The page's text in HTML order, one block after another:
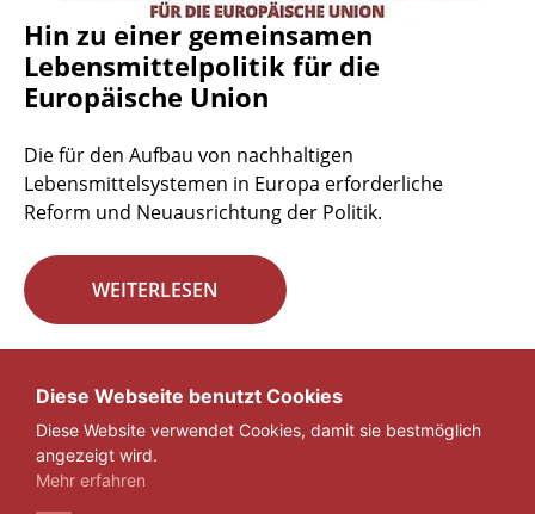
Hin zu einer gemeinsamen
Lebensmittelpolitik für die
Europäische Union
Die für den Aufbau von nachhaltigen
Lebensmittelsystemen in Europa erforderliche
Reform und Neuausrichtung der Politik.
WEITERLESEN
« 1 ... 27 28 29
Diese Webseite benutzt Cookies
Diese Website verwendet Cookies, damit sie bestmöglich
angezeigt wird.
Mehr erfahren